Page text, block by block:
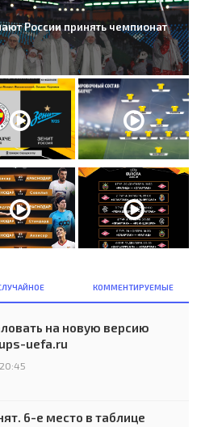
России принять чемпионат
КОММЕНТИРУЕМЫЕ
на новую версию
uefa.ru
6-е место в таблице